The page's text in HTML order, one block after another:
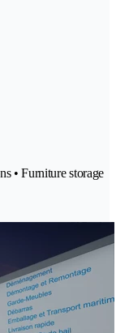
• Furniture storage